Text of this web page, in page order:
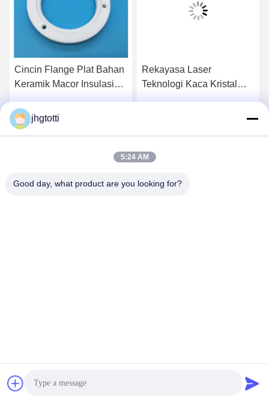
Cincin Flange Plat Bahan
Keramik Macor Insulasi
Dapat Dipakai
Dapatkan Harga Terbaik
Rekayasa Laser
Teknologi Kaca Kristal
2021-2026 Wuxi Special Ceramic Electrical Co.,Ltd . Seluruh
jhgtotti
5:24 AM
Good day, what product are you looking for?